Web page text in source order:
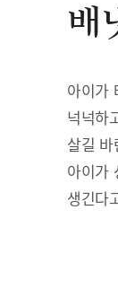
배
아이가
넉넉하
살길
아이가
생긴다